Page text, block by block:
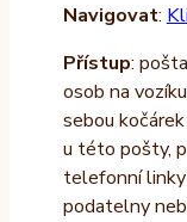
Navigovat:
Přístup:
osob na
sebou
u této pošty,
telefonní
podatelny